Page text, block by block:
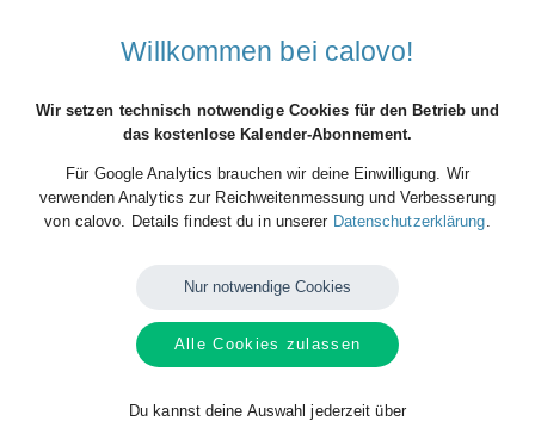
Society Germany e.V.
Willkommen bei calovo!
Wir setzen technisch notwendige Cookies für den Betrieb und
das kostenlose Kalender-Abonnement.
Für Google Analytics brauchen wir deine Einwilligung. Wir
verwenden Analytics zur Reichweitenmessung und Verbesserung
von calovo. Details findest du in unserer Datenschutzerklärung.
Nur notwendige Cookies
Alle Cookies zulassen
Du kannst deine Auswahl jederzeit über